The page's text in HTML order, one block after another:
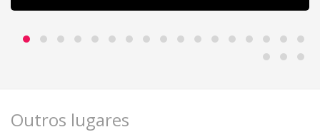
Outros lugares